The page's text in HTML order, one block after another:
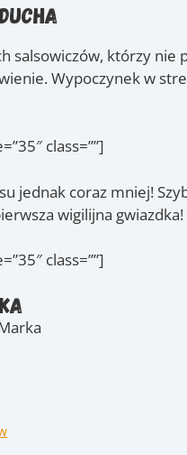
salsowiczów, którzy
Wypoczynek w
class=””]
jednak coraz mniej!
wigilijna gwiazdka!
class=””]